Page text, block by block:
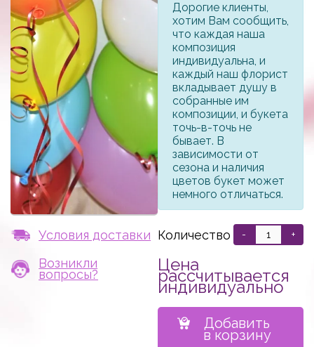
Условия доставки
Возникли
вопросы?
Дорогие клиенты,
хотим Вам сообщить,
что каждая наша
композиция
индивидуальна, и
каждый наш флорист
вкладывает душу в
собранные им
композиции, и букета
точь-в-точь не
бывает. В
зависимости от
сезона и наличия
цветов букет может
немного отличаться.
Количество - +
Цена
рассчитывается
индивидуально
Добавить
в корзину